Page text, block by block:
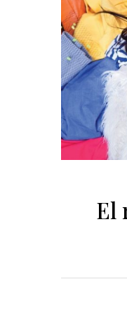
El